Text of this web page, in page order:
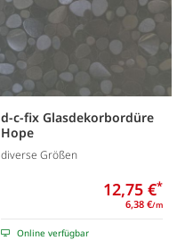
d-c-fix Glasdekorbordüre
Hope
diverse Größen
12,75 €*
6,38 €/m
Online verfügbar